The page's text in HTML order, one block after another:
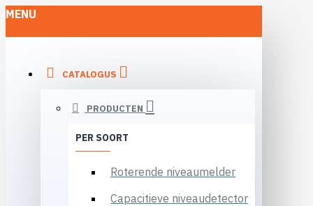
MENU
CATALOGUS
PRODUCTEN
PER SOORT
Roterende niveaumelder
Capacitieve niveaudetector